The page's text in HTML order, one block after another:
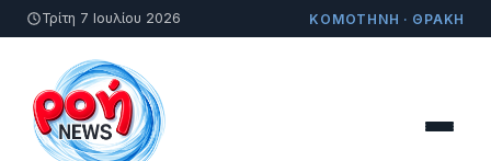
Τρίτη 7 Ιουλίου 2026 ΚΟΜΟΤΗΝΗ · ΘΡΑΚΗ